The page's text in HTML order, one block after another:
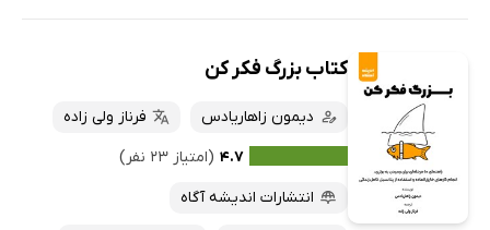
کتاب بزرگ فکر کن
دیمون زاهاریادس
فرناز ولی زاده
۴.۷ (امتیاز ۲۳ نفر)
انتشارات اندیشه آگاه